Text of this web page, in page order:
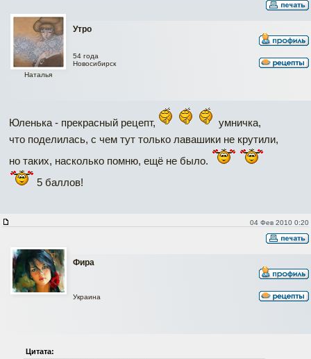
Утро
Наталья
54 года
Новосибирск
Юленька - прекрасный рецепт,
умничка,
что поделилась, с чем тут только лавашики не крутили,
но таких, насколько помню, ещё не было.
5 баллов!
04 Фев 2010 0:20
Фира
Украина
Цитата: